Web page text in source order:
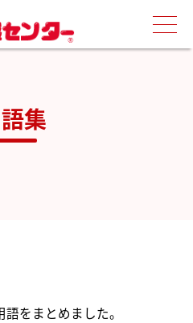
集
をまとめました。